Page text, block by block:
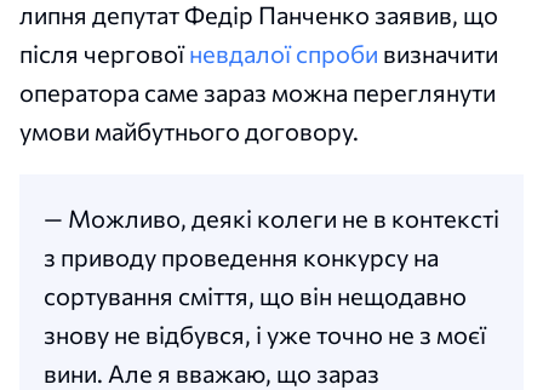
липня депутат Федір Панченко заявив, що
після черговоїневдалої спроби визначити
оператора саме зараз можна переглянути
умови майбутнього договору.
— Можливо, деякі колеги не в контексті
з приводу проведення конкурсу на
сортування сміття, що він нещодавно
знову не відбувся, і уже точно не з моєї
вини. Але я вважаю, що зараз